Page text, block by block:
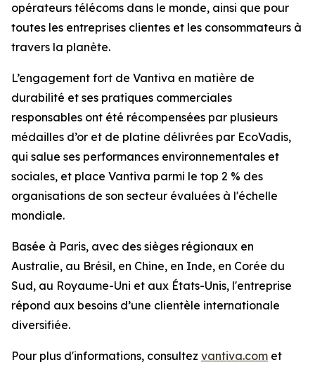
opérateurs télécoms dans le monde, ainsi que pour
toutes les entreprises clientes et les consommateurs à
travers la planète.
L’engagement fort de Vantiva en matière de
durabilité et ses pratiques commerciales
responsables ont été récompensées par plusieurs
médailles d’or et de platine délivrées par EcoVadis,
qui salue ses performances environnementales et
sociales, et place Vantiva parmi le top 2 % des
organisations de son secteur évaluées à l'échelle
mondiale.
Basée à Paris, avec des sièges régionaux en
Australie, au Brésil, en Chine, en Inde, en Corée du
Sud, au Royaume-Uni et aux États-Unis, l'entreprise
répond aux besoins d’une clientèle internationale
diversifiée.
Pour plus d'informations, consultez vantiva.com et